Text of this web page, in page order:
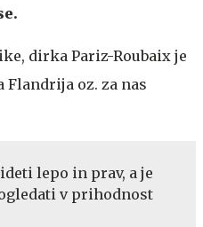
dirka Pariz-Roubaix je
Flandrija oz. za nas
lepo in prav, a je
v prihodnost